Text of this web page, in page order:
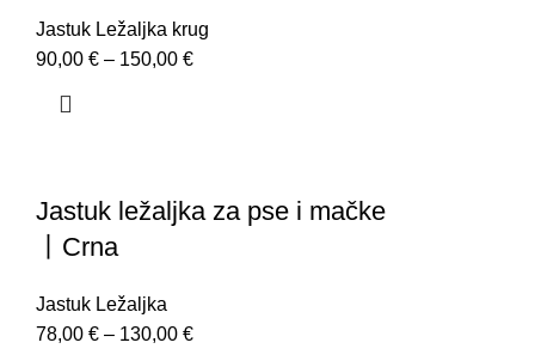
Jastuk Ležaljka krug
90,00 € – 150,00 €
Jastuk ležaljka za pse i mačke
丨Crna
Jastuk Ležaljka
78,00 € – 130,00 €